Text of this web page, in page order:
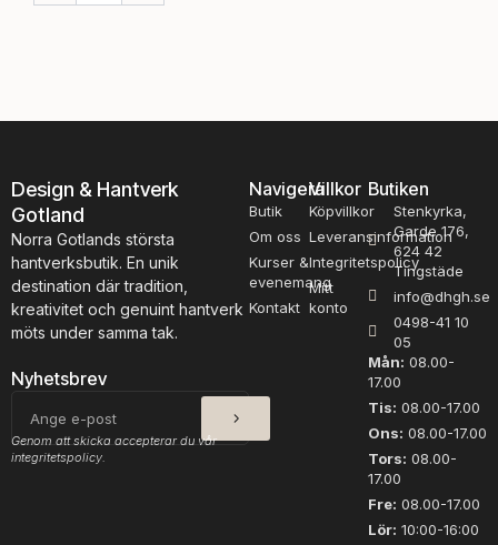
K
p
p
m
ä
n
g
d
K
p
m
g
d
Design & Hantverk
Gotland
Norra Gotlands största
hantverksbutik. En unik
destination där tradition,
kreativitet och genuint hantverk
möts under samma tak.
Nyhetsbrev
post
SKICKA
Genom att skicka accepterar du vår
integritetspolicy.
Navigera
Butik
Om oss
Kurser &
evenemang
Kontakt
Villkor
Köpvillkor
Leveransinformation
Integritetspolicy
Mitt
konto
Butiken
Stenkyrka,
Garde 176,
624 42
Tingstäde
info@dhgh.se
0498-41 10
05
Mån: 08.00-
17.00
Tis: 08.00-17.00
Ons: 08.00-17.00
Tors: 08.00-
17.00
Fre: 08.00-17.00
Lör: 10:00-16:00